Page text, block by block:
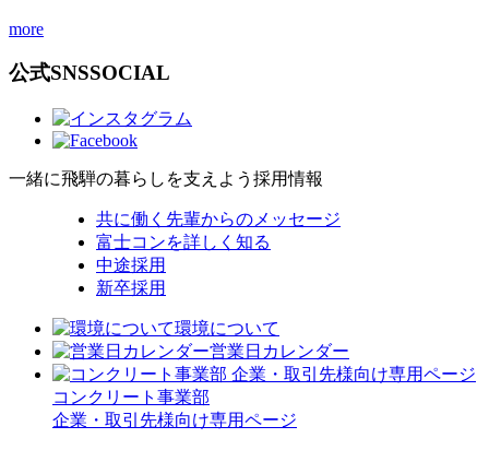
more
公式SNSSOCIAL
一緒に飛騨の暮らしを支えよう 採用情報
共に働く先輩からのメッセージ
富士コンを詳しく知る
中途採用
新卒採用
環境について
営業日カレンダー
コンクリート事業部
企業・取引先様向け専用ページ